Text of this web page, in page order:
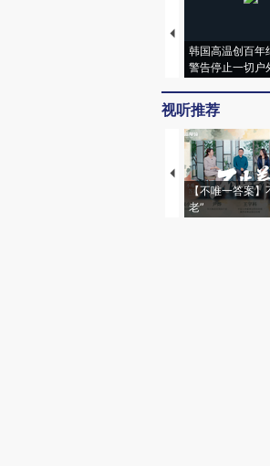
韩国高温创百年
警告停止一切户
视听推荐
【不唯一答案】
老”